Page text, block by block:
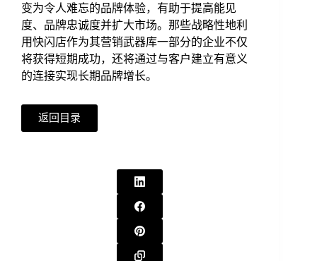
变为令人难忘的品牌体验，有助于提高能见
度、品牌忠诚度并扩大市场。那些战略性地利
用快闪店作为其营销武器库一部分的企业不仅
将获得短期成功，还将通过与客户建立有意义
的连接实现长期品牌增长。
返回目录